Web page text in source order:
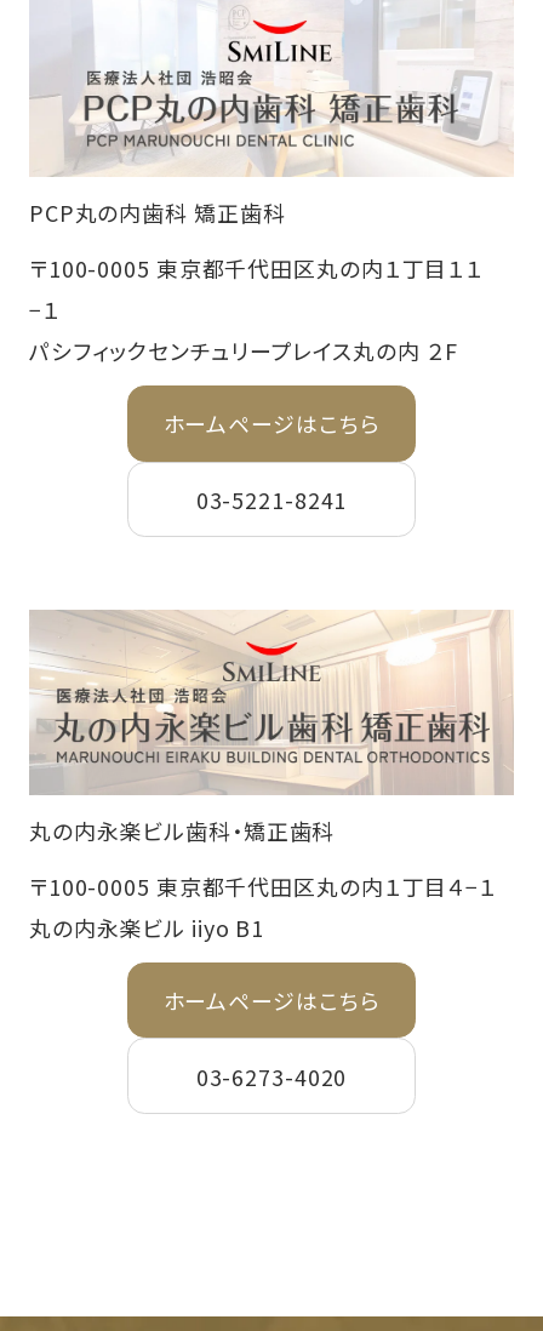
PCP丸の内歯科 矯正歯科
〒100-0005 東京都千代田区丸の内１丁目１１
−１
パシフィックセンチュリープレイス丸の内 ２F
ホームページはこちら
03-5221-8241
丸の内永楽ビル歯科・矯正歯科
〒100-0005 東京都千代田区丸の内１丁目４−１
丸の内永楽ビル iiyo B1
ホームページはこちら
03-6273-4020